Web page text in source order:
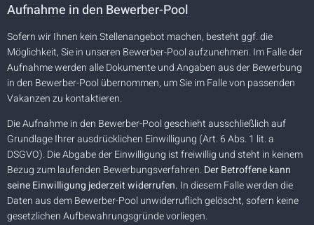
Aufnahme in den Bewerber-Pool
Sofern wir Ihnen kein Stellenangebot machen, besteht ggf. die
Möglichkeit, Sie in unseren Bewerber-Pool aufzunehmen. Im Falle der
Aufnahme werden alle Dokumente und Angaben aus der Bewerbung
in den Bewerber-Pool übernommen, um Sie im Falle von passenden
Vakanzen zu kontaktieren.
Die Aufnahme in den Bewerber-Pool geschieht ausschließlich auf
Grundlage Ihrer ausdrücklichen Einwilligung (Art. 6 Abs. 1 lit. a
DSGVO). Die Abgabe der Einwilligung ist freiwillig und steht in keinem
Bezug zum laufenden Bewerbungsverfahren.Der Betroffene kann
seine Einwilligung jederzeit widerrufen. In diesem Falle werden die
Daten aus dem Bewerber-Pool unwiderruflich gelöscht, sofern keine
gesetzlichen Aufbewahrungsgründe vorliegen.